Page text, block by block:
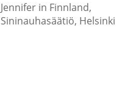
Jennifer in Finnland,
Sininauhasäätiö, Helsinki